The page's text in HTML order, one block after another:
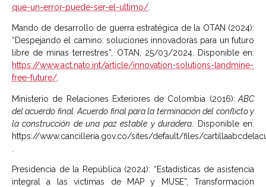
que-un-error-puede-ser-el-ultimo/
Mando de desarrollo de guerra estratégica de la OTAN (2024):
“Despejando el camino: soluciones innovadoras para un futuro
libre de minas terrestres”, OTAN, 25/03/2024. Disponible en:
https://www.act.nato.int/article/innovation-solutions-landmine-
free-future/.
Ministerio de Relaciones Exteriores de Colombia (2016): ABC
del acuerdo final. Acuerdo final para la terminación del conflicto y
la construcción de una paz estable y duradera . Disponible en:
https://www.cancilleria.gov.co/sites/default/files/
Presidencia de la República (2024): “Estadísticas de asistencia
integral a las víctimas de MAP y MUSE”, Transformación